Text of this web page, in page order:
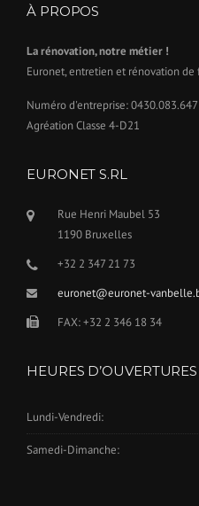
À PROPOS
La rénovation, notre métier !
Euronet, entretien et rénovation
Numéro d'entreprise: 0430.083.647
Agréation Classe 4-D21
EURONET S.RL
Rue Henri Maubel 53
1190 Bruxelles
+32 2 347 21 73
euronet@euronet-
FAX: +32 2 346 18 34
HEURES D’OUVERTURES
Lundi-Vendredi:
Samedi-Dimanche: